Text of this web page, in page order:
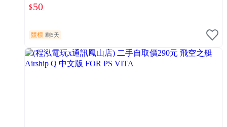
$50
競標 剩5天